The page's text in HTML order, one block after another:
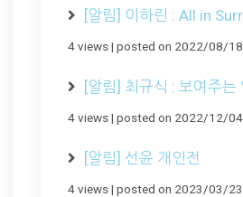
[알림] 이하린 : All in
4 views| posted on 2022/08/18
[알림] 최규식 : 보여주는
4 views| posted on 2022/12/04
[알림] 선윤 개인전
4 views| posted on 2023/03/23